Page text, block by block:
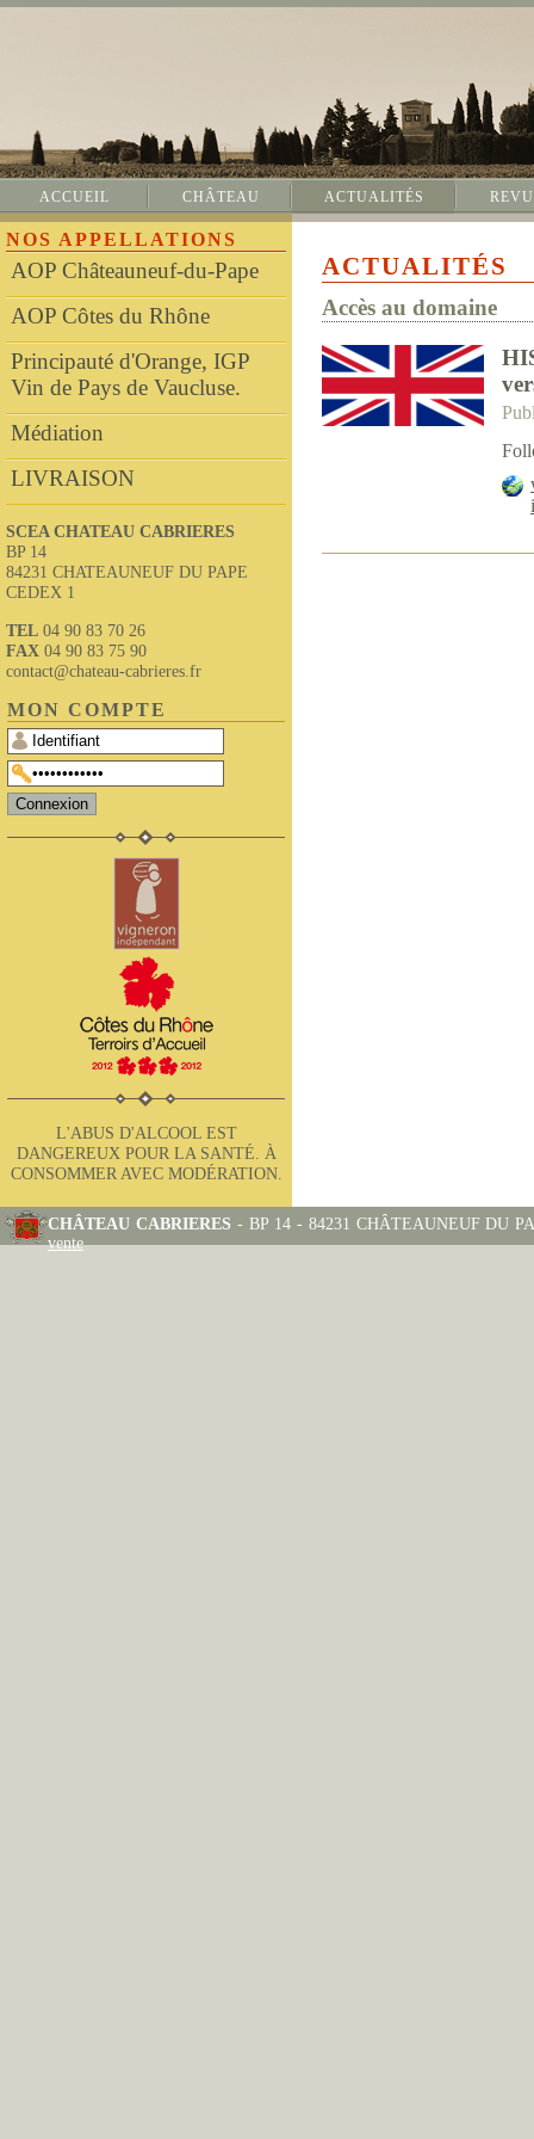
ACCUEIL CHÂTEAU ACTUALITÉS
NOS APPELLATIONS
AOP Châteauneuf-du-Pape
AOP Côtes du Rhône
Principauté d'Orange, IGP
Vin de Pays de Vaucluse.
Médiation
LIVRAISON
SCEA CHATEAU CABRIERES
BP 14
84231 CHATEAUNEUF DU PAPE
CEDEX 1
TEL 04 90 83 70 26
FAX 04 90 83 75 90
contact@chateau-cabrieres.fr
MON COMPTE
L'ABUS D'ALCOOL EST
DANGEREUX POUR LA SANTÉ. À
CONSOMMER AVEC MODÉRATION.
ACTUALITÉS
Accès au domaine
CHÂTEAU CABRIERES - BP 14 - 84231 CHÂTEAUNEUF DU
vente